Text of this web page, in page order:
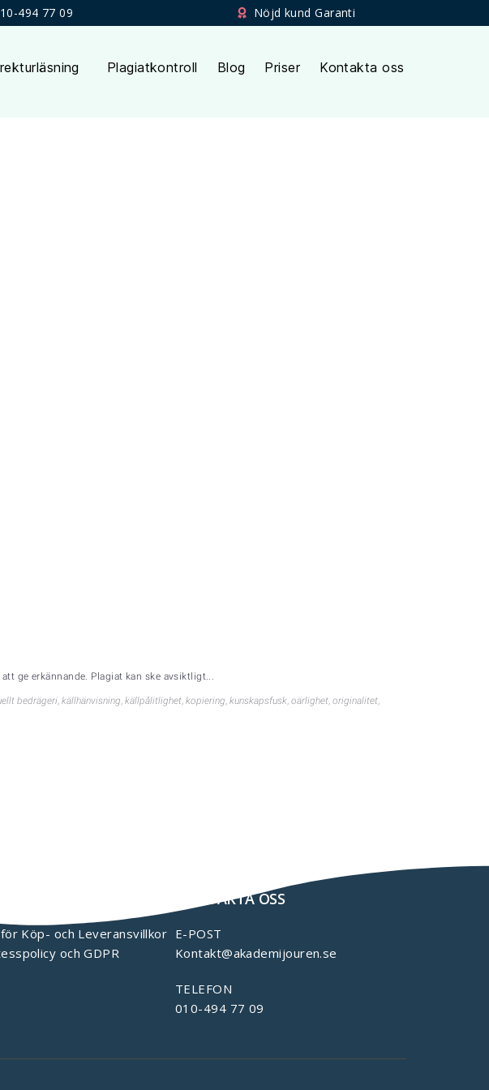
494 77 09 Nöjd kund Garanti
Plagiatkontroll Blog Priser Kontakta oss
ge erkännande. Plagiat kan ske avsiktligt...
bedrägeri, källhänvisning, källpålitlighet, kopiering, kunskapsfusk, oärlighet, originalitet,
Köp- och Leveransvillkor
och GDPR
KONTAKTA OSS
E-POST
Kontakt@akademijouren.se
TELEFON
010-494 77 09